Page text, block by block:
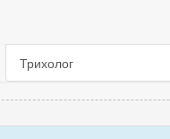
Трихолог